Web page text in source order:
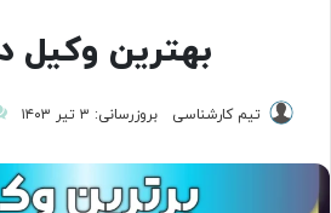
بهترین وکیل
تیم کارشناسی بروزرسانی: ۳ تیر ۱۴۰۳